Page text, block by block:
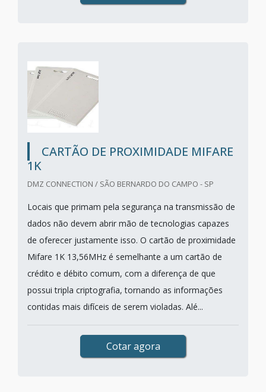
CARTÃO DE PROXIMIDADE MIFARE
1K
DMZ CONNECTION / SÃO BERNARDO DO CAMPO - SP
Locais que primam pela segurança na transmissão de
dados não devem abrir mão de tecnologias capazes
de oferecer justamente isso. O cartão de proximidade
Mifare 1K 13,56MHz é semelhante a um cartão de
crédito e débito comum, com a diferença de que
possui tripla criptografia, tornando as informações
contidas mais difíceis de serem violadas. Alé...
Cotar agora